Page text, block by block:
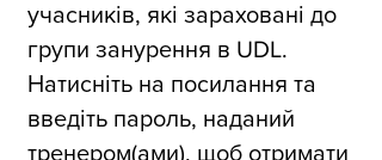
учасників, які зараховані до
групи занурення в UDL.
Натисніть на посилання та
введіть пароль, наданий
тренером(ами), щоб отримати